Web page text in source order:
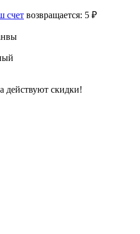
счет возвращается: 5 ₽
действуют скидки!